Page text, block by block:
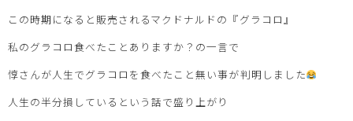
この時期になると販売されるマクドナルドの『グラコロ』
私のグラコロ食べたことありますか？の一言で
惇さんが人生でグラコロを食べたこと無い事が判明しました
人生の半分損しているという話で盛り上がり